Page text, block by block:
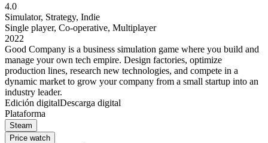
4.0
Simulator, Strategy, Indie
Single player, Co-operative, Multiplayer
2022
Good Company is a business simulation game where you build and
manage your own tech empire. Design factories, optimize
production lines, research new technologies, and compete in a
dynamic market to grow your company from a small startup into an
industry leader.
Edición digitalDescarga digital
Plataforma
Steam
Price watch